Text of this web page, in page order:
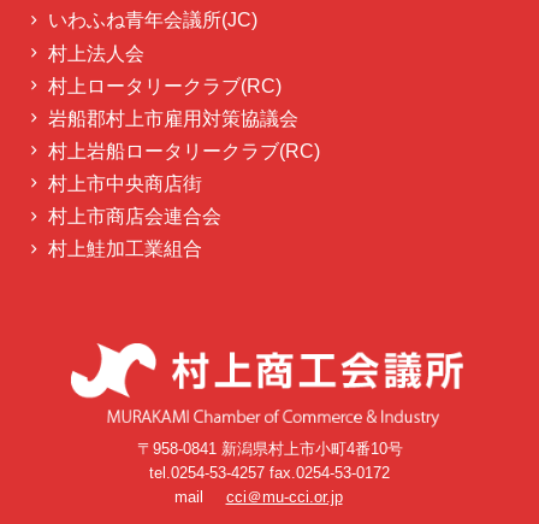
いわふね青年会議所(JC)
村上法人会
村上ロータリークラブ(RC)
岩船郡村上市雇用対策協議会
村上岩船ロータリークラブ(RC)
村上市中央商店街
村上市商店会連合会
村上鮭加工業組合
〒958-0841 新潟県村上市小町4番10号
tel.0254-53-4257 fax.0254-53-0172
mail
cci＠mu-cci.or.jp